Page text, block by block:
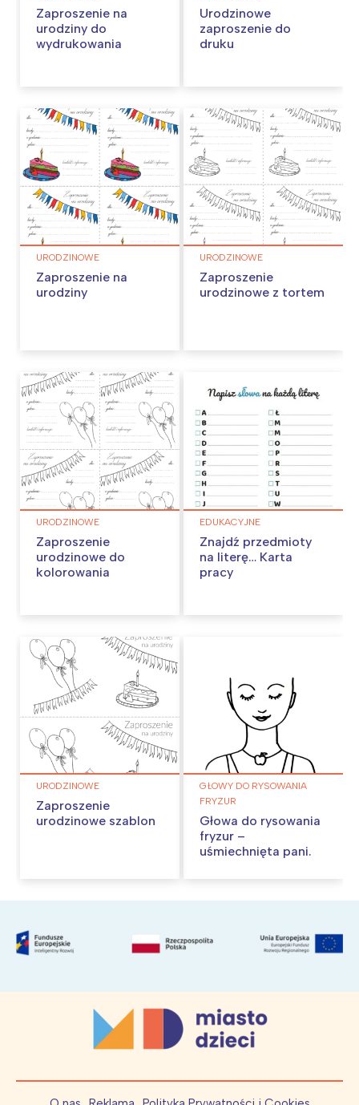
Zaproszenie na
urodziny do
wydrukowania
Urodzinowe
zaproszenie do
druku
URODZINOWE
Zaproszenie na
urodziny
URODZINOWE
Zaproszenie
urodzinowe z tortem
URODZINOWE
Zaproszenie
urodzinowe do
kolorowania
EDUKACYJNE
Znajdź przedmioty
na literę… Karta
pracy
URODZINOWE
Zaproszenie
urodzinowe szablon
GŁOWY DO RYSOWANIA
FRYZUR
Głowa do rysowania
fryzur –
uśmiechnięta pani.